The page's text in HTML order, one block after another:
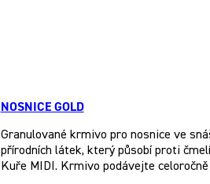
NOSNICE GOLD
Granulované krmivo pro nosnice ve
přírodních látek, který působí proti
Kuře MIDI. Krmivo podávejte